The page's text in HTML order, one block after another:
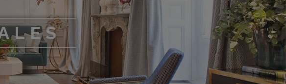
madrid 2023
madrid 2022
madrid 2021
madrid 2020
madrid 2019